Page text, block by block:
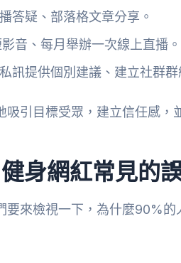
答疑、部落格文章分享。
音、每月舉辦一次線上直播。
訊提供個別建議、建立社群群
引目標受眾，建立信任感，
身網紅常見的
要來檢視一下，為什麼90%